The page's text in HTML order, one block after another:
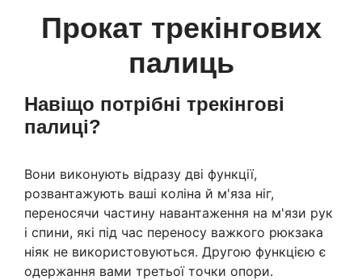
Прокат трекінгових
палиць
Навіщо потрібні трекінгові
палиці?
Вони виконують відразу дві функції,
розвантажують ваші коліна й м'яза ніг,
переносячи частину навантаження на м'язи рук
і спини, які під час переносу важкого рюкзака
ніяк не використовуються. Другою функцією є
одержання вами третьої точки опори.